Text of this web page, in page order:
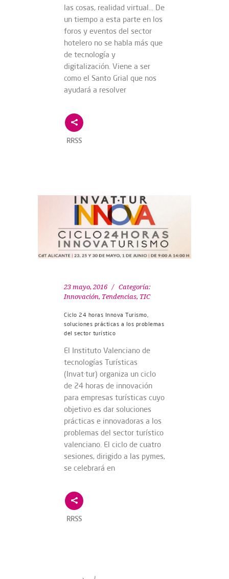
las cosas, realidad virtual… De
un tiempo a esta parte en los
foros y eventos del sector
hotelero no se habla más que
de tecnología y
digitalización. Viene a ser
como el Santo Grial que nos
ayudará a resolver
RRSS
23 mayo, 2016
Categoría:
Innovación, Tendencias, TIC
Ciclo 24 horas Innova Turismo,
soluciones prácticas a los problemas
del sector turístico
El Instituto Valenciano de
tecnologías Turísticas
(Invat·tur) organiza un ciclo
de 24 horas de innovación
para empresas turísticas cuyo
objetivo es dar soluciones
prácticas e innovadoras a los
problemas del sector turístico
valenciano. El ciclo de cuatro
sesiones, dirigido a las pymes,
se celebrará en
RRSS